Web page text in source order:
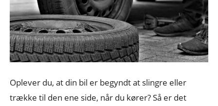
Oplever du, at din bil er begyndt at slingre eller
trække til den ene side, når du kører? Så er det